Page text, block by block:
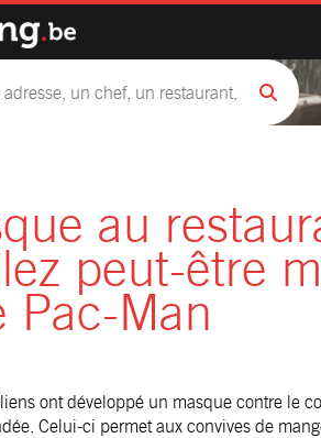
au
peut-être
Pac-Man
ont développé un masque contre le
Celui-ci permet aux convives de